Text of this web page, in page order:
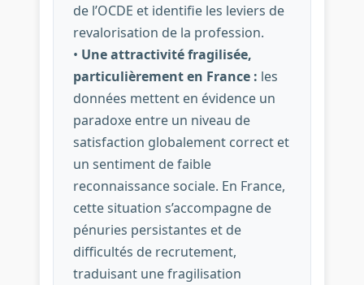
de l’OCDE et identifie les leviers de
revalorisation de la profession.
• Une attractivité fragilisée,
particulièrement en France : les
données mettent en évidence un
paradoxe entre un niveau de
satisfaction globalement correct et
un sentiment de faible
reconnaissance sociale. En France,
cette situation s’accompagne de
pénuries persistantes et de
difficultés de recrutement,
traduisant une fragilisation